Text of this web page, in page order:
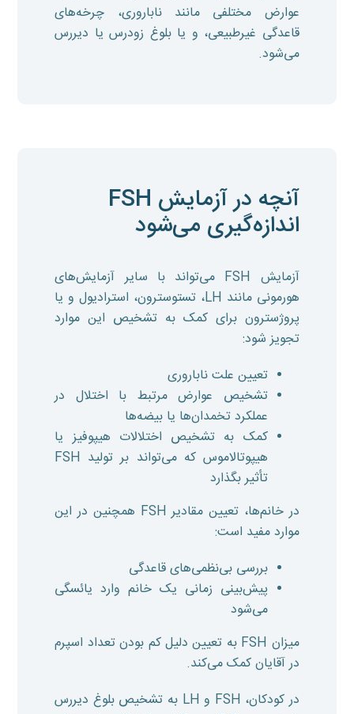
عوارض مختلفی مانند ناباروری، چرخه‌های
قاعدگی غیرطبیعی، و یا بلوغ زودرس یا دیررس
می‌شود.
آنچه در آزمایش FSH
اندازه‌گیری می‌شود
آزمایش FSH می‌تواند با سایر آزمایش‌های
هورمونی مانند LH، تستوسترون، استرادیول و یا
پروژسترون برای کمک به تشخیص این موارد
تجویز شود:
تعیین علت ناباروری
تشخیص عوارض مرتبط با اختلال در
عملکرد تخمدان‌ها یا بیضه‌ها
کمک به تشخیص اختلالات هیپوفیز یا
هیپوتالاموس که می‌تواند بر تولید FSH
تأثیر بگذارد
در خانم‌ها، تعیین مقادیر FSH همچنین در این
موارد مفید است:
بررسی بی‌نظمی‌های قاعدگی
پیش‌بینی زمانی یک خانم وارد یائسگی
می‌شود
میزان FSH به تعیین دلیل کم بودن تعداد اسپرم
در آقایان کمک می‌کند.
در کودکان، FSH و LH به تشخیص بلوغ دیررس